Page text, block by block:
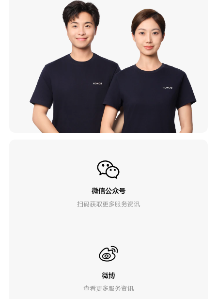
微信公众号
扫码获取更多服务资讯
微博
查看更多服务资讯